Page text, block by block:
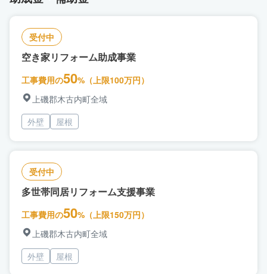
受付中
空き家リフォーム助成事業
工事費用の50%（上限100万円）
上磯郡木古内町全域
外壁
屋根
受付中
多世帯同居リフォーム支援事業
工事費用の50%（上限150万円）
上磯郡木古内町全域
外壁
屋根